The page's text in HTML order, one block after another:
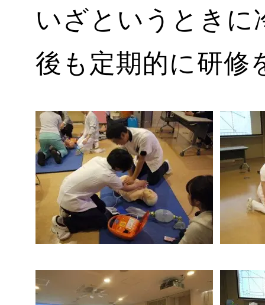
いざというときに
後も定期的に研修